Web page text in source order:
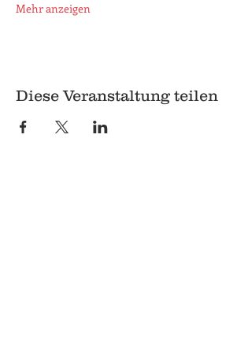
Mehr anzeigen
Diese Veranstaltung teilen